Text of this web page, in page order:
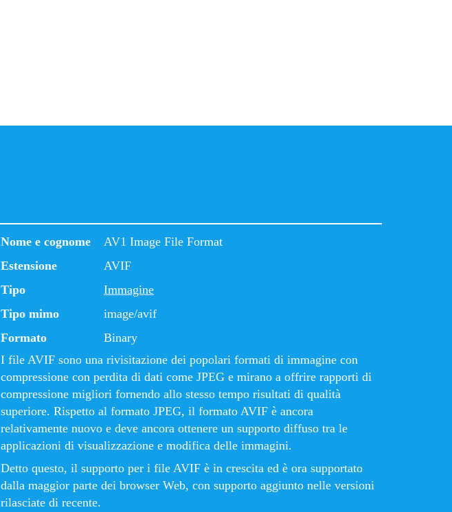
Nome e cognome
AV1 Image File Format
Estensione
AVIF
Tipo
Immagine
Tipo mimo
image/avif
Formato
Binary
I file AVIF sono una rivisitazione dei popolari formati di immagine con
compressione con perdita di dati come JPEG e mirano a offrire rapporti di
compressione migliori fornendo allo stesso tempo risultati di qualità
superiore. Rispetto al formato JPEG, il formato AVIF è ancora
relativamente nuovo e deve ancora ottenere un supporto diffuso tra le
applicazioni di visualizzazione e modifica delle immagini.
Detto questo, il supporto per i file AVIF è in crescita ed è ora supportato
dalla maggior parte dei browser Web, con supporto aggiunto nelle versioni
rilasciate di recente.